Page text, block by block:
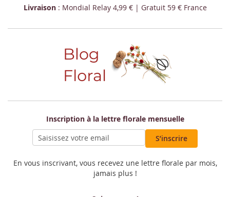
Livraison: Mondial Relay 4,99 € | Gratuit 59 € France
Inscription à la lettre florale mensuelle
S’inscrire
En vous inscrivant, vous recevez une lettre florale par mois,
jamais plus !